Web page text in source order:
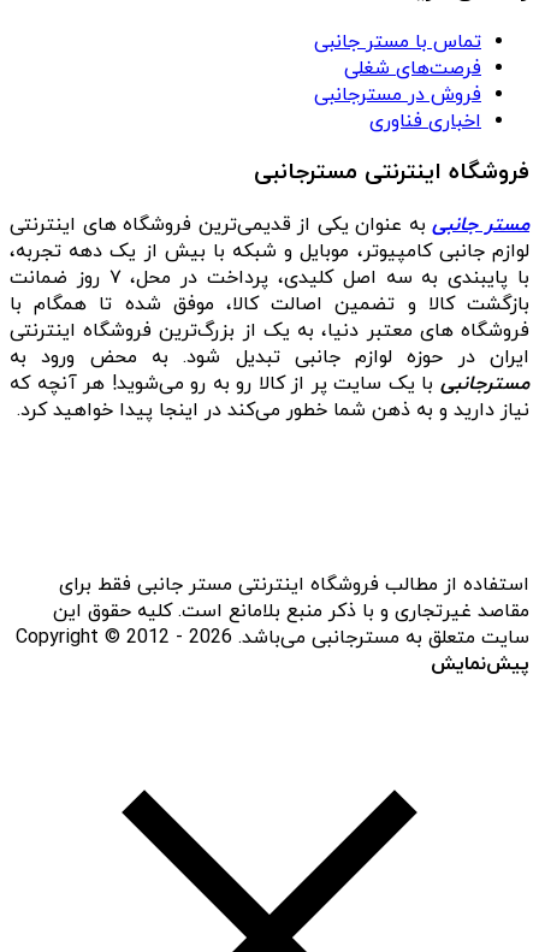
تماس با مستر جانبی
فرصت‌های شغلی
فروش در مسترجانبی
اخباری فناوری
فروشگاه اینترنتی مسترجانبی
مستر جانبیبه عنوان یکی از قدیمی‌ترین فروشگاه های اینترنتی
لوازم جانبی کامپیوتر، موبایل و شبکه با بیش از یک دهه تجربه،
با پایبندی به سه اصل کلیدی، پرداخت در محل، ۷ روز ضمانت
بازگشت کالا و تضمین اصالت کالا، موفق شده تا همگام با
فروشگاه‌ های معتبر دنیا، به یک از بزرگ‌ترین فروشگاه اینترنتی
ایران در حوزه لوازم جانبی تبدیل شود. به محض ورود به
مسترجانبی با یک سایت پر از کالا رو به رو می‌شوید! هر آنچه که
نیاز دارید و به ذهن شما خطور می‌کند در اینجا پیدا خواهید کرد.
استفاده از مطالب فروشگاه اینترنتی مستر جانبی فقط برای
مقاصد غیرتجاری و با ذکر منبع بلامانع است. کلیه حقوق این
سایت متعلق به مسترجانبی می‌باشد. Copyright © 2012 - 2026
پیش‌نمایش